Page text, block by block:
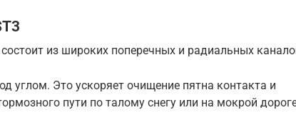
из широких поперечных и радиальных
углом. Это ускоряет очищение пятна контакта и
пути по талому снегу или на мокрой